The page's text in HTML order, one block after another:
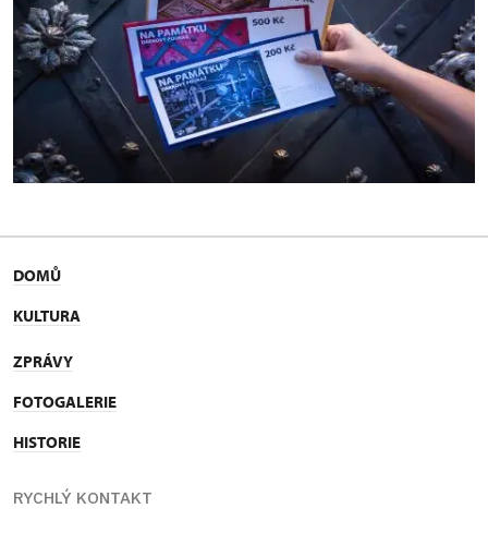
DOMŮ
KULTURA
ZPRÁVY
FOTOGALERIE
HISTORIE
RYCHLÝ KONTAKT